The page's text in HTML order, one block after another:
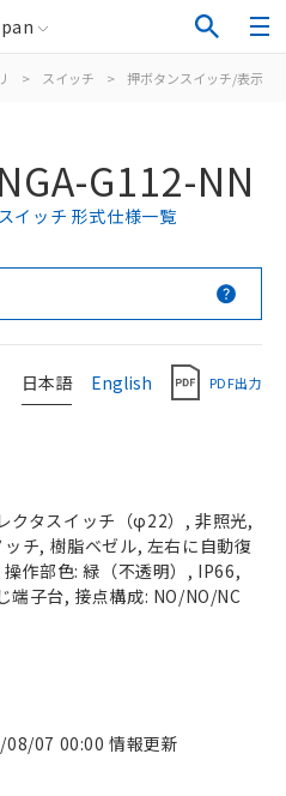
> スイッチ > 押ボタンスイッチ/表示灯
G112-NN
イッチ 形式仕様一覧
日本語 English PDF出力
クタスイッチ（φ22）, 非照光,
ッチ, 樹脂ベゼル, 左右に自動復
操作部色: 緑（不透明）, IP66,
端子台, 接点構成: NO/NO/NC
08/07 00:00 情報更新